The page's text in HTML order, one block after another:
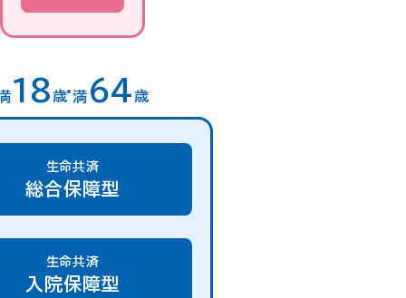
18 歳 満 64 歳
生命共済
総合保障型
生命共済
入院保障型